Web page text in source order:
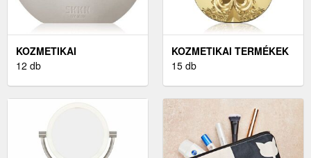
KOZMETIKAI
KIEGÉSZÍTŐK
12 db
KOZMETIKAI TERMÉKEK
15 db